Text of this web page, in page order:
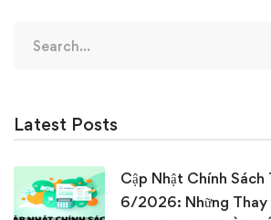
for:
Latest Posts
Cập Nhật Chính Sách
6/2026: Những Thay